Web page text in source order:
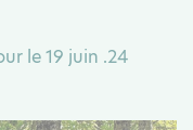
le 19 juin .24